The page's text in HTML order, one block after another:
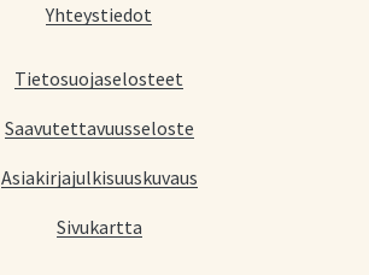
Yhteystiedot
Tietosuojaselosteet
Saavutettavuusseloste
Asiakirjajulkisuuskuvaus
Sivukartta